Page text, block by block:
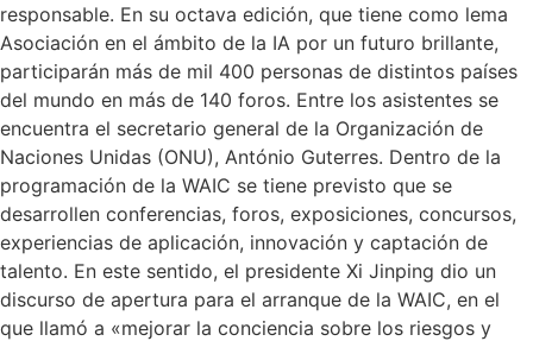
responsable. En su octava edición, que tiene como lema
Asociación en el ámbito de la IA por un futuro brillante,
participarán más de mil 400 personas de distintos países
del mundo en más de 140 foros. Entre los asistentes se
encuentra el secretario general de la Organización de
Naciones Unidas (ONU), António Guterres. Dentro de la
programación de la WAIC se tiene previsto que se
desarrollen conferencias, foros, exposiciones, concursos,
experiencias de aplicación, innovación y captación de
talento. En este sentido, el presidente Xi Jinping dio un
discurso de apertura para el arranque de la WAIC, en el
que llamó a «mejorar la conciencia sobre los riesgos y